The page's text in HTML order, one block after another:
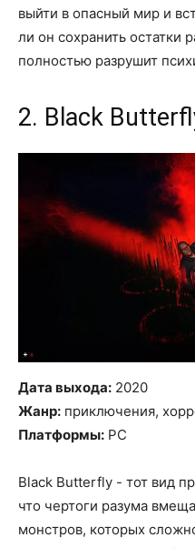
выйти в опасный мир и
ли он сохранить остатки
полностью разрушит
2. Black
Дата выхода: 2020
Жанр: приключения,
Платформы: PC
Black Butterfly - тот вид
что чертоги разума
монстров, которых